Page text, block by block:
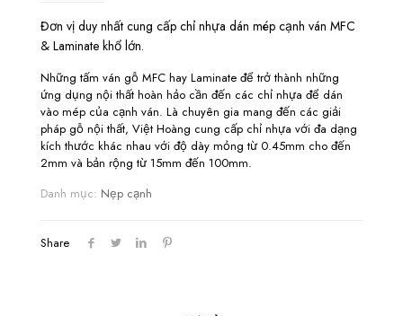
Đơn vị duy nhất cung cấp chỉ nhựa dán mép cạnh ván MFC
& Laminate khổ lớn.
Những tấm ván gỗ MFC hay Laminate để trở thành những
ứng dụng nội thất hoàn hảo cần đến các chỉ nhựa để dán
vào mép của cạnh ván. Là chuyên gia mang đến các giải
pháp gỗ nội thất, Việt Hoàng cung cấp chỉ nhựa với đa dạng
kích thước khác nhau với độ dày mỏng từ 0.45mm cho đến
2mm và bản rộng từ 15mm đến 100mm.
Danh mục: Nẹp cạnh
Share